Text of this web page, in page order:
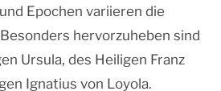
Epochen variieren die
hervorzuheben sind
Ursula, des Heiligen Franz
Ignatius von Loyola.